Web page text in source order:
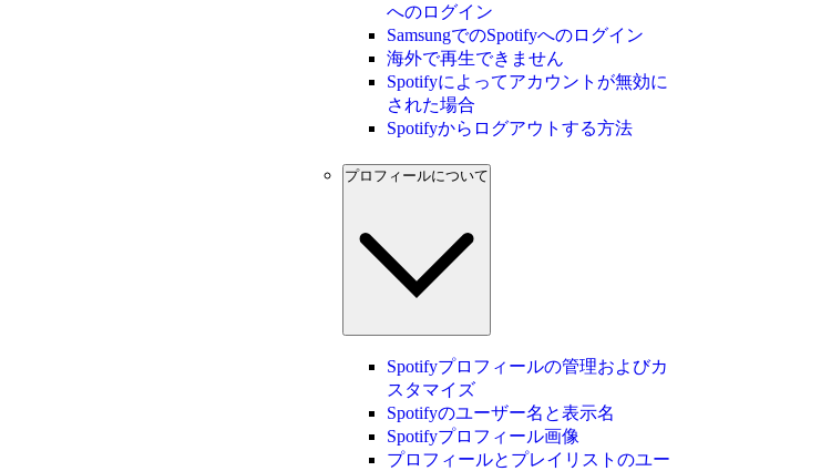
へのログイン
SamsungでのSpotifyへのログイン
海外で再生できません
Spotifyによってアカウントが無効に
された場合
Spotifyからログアウトする方法
プロフィールについて
Spotifyプロフィールの管理およびカ
スタマイズ
Spotifyのユーザー名と表示名
Spotifyプロフィール画像
プロフィールとプレイリストのユー